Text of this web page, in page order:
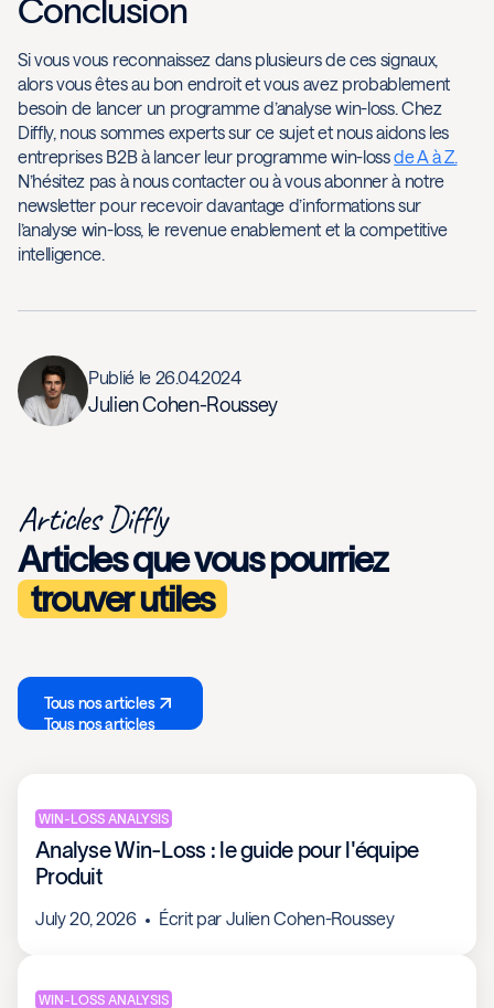
Conclusion
Si vous vous reconnaissez dans plusieurs de ces signaux,
alors vous êtes au bon endroit et vous avez probablement
besoin de lancer un programme d’analyse win-loss. Chez
Diffly, nous sommes experts sur ce sujet et nous aidons les
entreprises B2B à lancer leur programme win-lossde A à Z.
N’hésitez pas à nous contacter ou à vous abonner à notre
newsletter pour recevoir davantage d’informations sur
l’analyse win-loss, le revenue enablement et la competitive
intelligence.
Publié le 26.04.2024
Julien Cohen-Roussey
Articles Diffly
Articles que vous pourriez
trouver utiles
Tous nos articles
Tous nos articles
WIN-LOSS ANALYSIS
Analyse Win-Loss : le guide pour l'équipe
Produit
July 20, 2026 Écrit par Julien Cohen-Roussey
WIN-LOSS ANALYSIS